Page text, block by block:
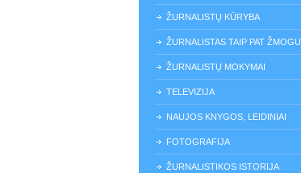
ŽURNALISTŲ KŪRYBA
ŽURNALISTAS TAIP PAT
ŽURNALISTŲ MOKYMAI
TELEVIZIJA
NAUJOS KNYGOS, LEIDINIAI
FOTOGRAFIJA
ŽURNALISTIKOS ISTORIJA